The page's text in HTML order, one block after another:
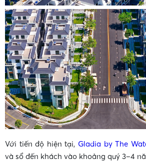
Với tiến độ hiện tại, Gladia by The
và sổ đến khách vào khoảng quý 3–4